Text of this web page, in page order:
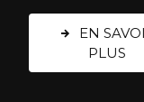
EN
PLUS